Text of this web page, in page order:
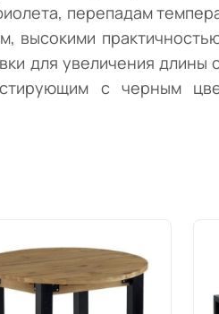
перепадам
высокими
для увеличения длины
с черным